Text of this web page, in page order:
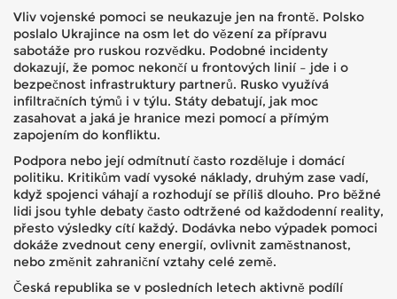
Vliv vojenské pomoci se neukazuje jen na frontě. Polsko
poslalo Ukrajince na osm let do vězení za přípravu
sabotáže pro ruskou rozvědku. Podobné incidenty
dokazují, že pomoc nekončí u frontových linií – jde i o
bezpečnost infrastruktury partnerů. Rusko využívá
infiltračních týmů i v týlu. Státy debatují, jak moc
zasahovat a jaká je hranice mezi pomocí a přímým
zapojením do konfliktu.
Podpora nebo její odmítnutí často rozděluje i domácí
politiku. Kritikům vadí vysoké náklady, druhým zase vadí,
když spojenci váhají a rozhodují se příliš dlouho. Pro běžné
lidi jsou tyhle debaty často odtržené od každodenní reality,
přesto výsledky cítí každý. Dodávka nebo výpadek pomoci
dokáže zvednout ceny energií, ovlivnit zaměstnanost,
nebo změnit zahraniční vztahy celé země.
Česká republika se v posledních letech aktivně podílí